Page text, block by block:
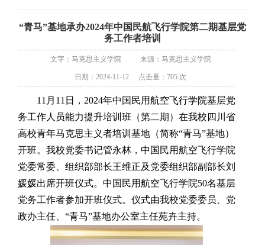
“青马”基地承办2024年中国民航飞行学院第二期基层党
务工作者培训
文字：马克思主义学院 来源：马克思主义学院
日期：2024-11-12 点击量： 705 次
11月11日，2024年中国民用航空飞行学院基层党
务工作人员能力提升培训班（第二期）在我校 四川省
高校青年马克思主义者培训基地（简称“青马”基地）
开班。我校党委书记管永林，中国民用航空飞行学院
党委常委、组织部部长王维正及党委组织部副部长刘
媛媛出席开班仪式。 中国民用航空飞行学院50名基层
党务工作者参加开班仪式。仪式由我校党委委员、党
政办主任、 “青马”基地办公室主任苑卉主持。